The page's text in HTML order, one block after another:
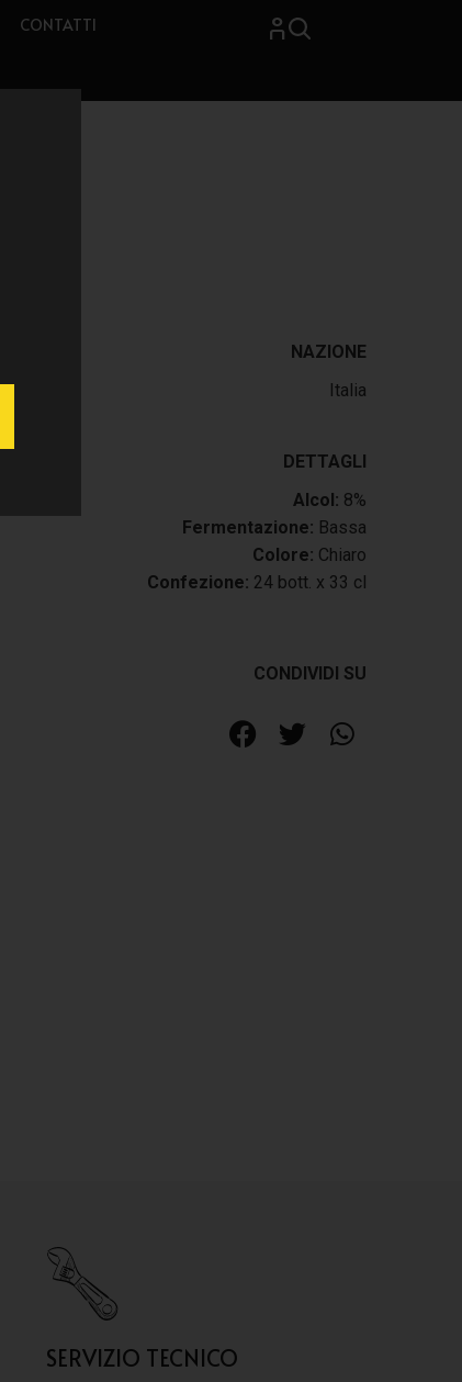
CONTATTI
NAZIONE
Italia
DETTAGLI
Alcol: 8%
Fermentazione: Bassa
Colore: Chiaro
Confezione: 24 bott. x 33 cl
CONDIVIDI SU
SERVIZIO TECNICO